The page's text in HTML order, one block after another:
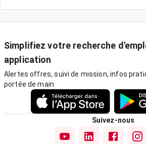
Simplifiez votre recherche
application
Alertes offres, suivi de mission, infos
portée de main.
Suivez-nous